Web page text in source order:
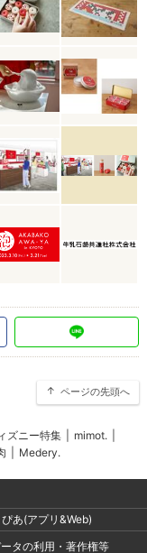
ページの先頭へ
ズニー特集 mimot.
Medery.
ぴあ(アプリ&Web)
タの利用・著作権等